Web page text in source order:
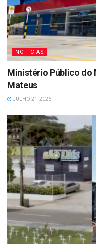
NOTÍCIAS
Ministério Público do
Mateus
JULHO 21, 2026